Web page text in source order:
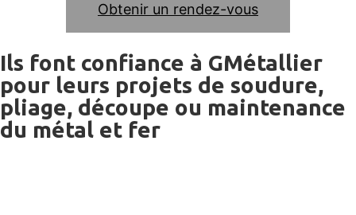
Obtenir un rendez-vous
Ils font confiance à GMétallier
pour leurs projets de soudure,
pliage, découpe ou maintenance
du métal et fer